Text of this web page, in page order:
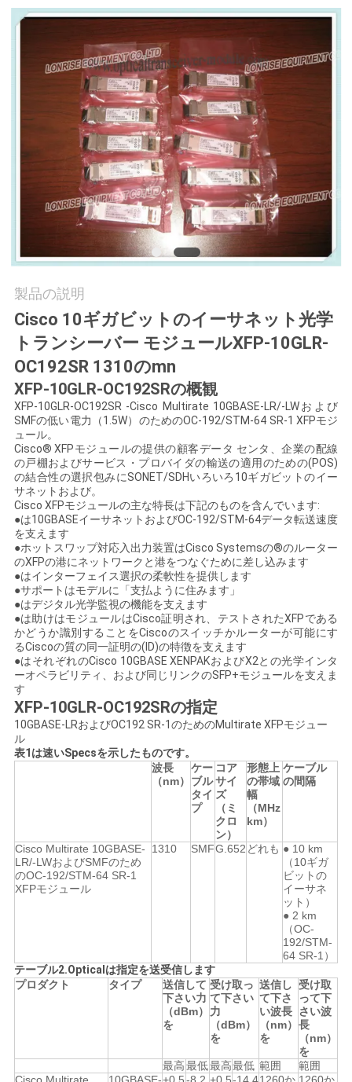
ツ
品
連
絡
く
だ
さ
い
ニ
ュ
ー
ス
事
件
ラ
イ
シ
ー
リ
製品の説明
Cisco 10ギガビットのイーサネット光学
トランシーバー モジュールXFP-10GLR-
OC192SR 1310のmn
XFP-10GLR-OC192SRの概観
XFP-10GLR-OC192SR -Cisco Multirate 10GBASE-LR/-LWおよび
SMFの低い電力（1.5W）のためのOC-192/STM-64 SR-1 XFPモジ
ュール。
Cisco® XFPモジュールの提供の顧客データ センタ、企業の配線
の戸棚およびサービス・プロバイダの輸送の適用のための(POS)
の結合性の選択包みにSONET/SDHいろいろ10ギガビットのイー
サネットおよび。
Cisco XFPモジュールの主な特長は下記のものを含んでいます:
●は10GBASEイーサネットおよびOC-192/STM-64データ転送速度
を支えます
●ホットスワップ対応入出力装置はCisco Systemsの®のルーター
のXFPの港にネットワークと港をつなぐために差し込みます
●はインターフェイス選択の柔軟性を提供します
●サポートはモデルに「支払ように住みます」
●はデジタル光学監視の機能を支えます
●は助けはモジュールはCisco証明され、テストされたXFPである
かどうか識別することをCiscoのスイッチかルーターが可能にす
るCiscoの質の同一証明の(ID)の特徴を支えます
●はそれぞれのCisco 10GBASE XENPAKおよびX2との光学インタ
ーオペラビリティ、および同じリンクのSFP+モジュールを支えま
す
XFP-10GLR-OC192SRの指定
10GBASE-LRおよびOC192 SR-1のためのMultirate XFPモジュー
ル
表1は速いSpecsを示したものです。
波長
（nm）
ケー
ブル
タイ
プ
コア
サイ
ズ
（ミ
クロ
ン）
形態上
の帯域
幅
（MHz
km）
ケーブル
の間隔
Cisco Multirate 10GBASE-
LR/-LWおよびSMFのため
のOC-192/STM-64 SR-1
XFPモジュール
1310 SMFG.652 どれも ● 10 km
（10ギガ
ビットの
イーサネ
ット）
● 2 km
（OC-
192/STM-
64 SR-1）
テーブル2.Opticalは指定を送受信します
プロダクト
タイプ
送信して
下さい力
（dBm）
を
受け取っ
て下さい
力
（dBm）
を
送信し
て下さ
い波長
（nm）
を
受け取
って下
さい波
長
（nm）
を
最高最低最高最低 範囲
範囲